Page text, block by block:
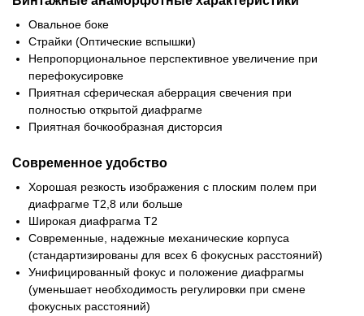
Овальное боке
Страйки (Оптические вспышки)
Непропорциональное перспективное увеличение при
перефокусировке
Приятная сферическая аберрация свечения при
полностью открытой диафрагме
Приятная бочкообразная дисторсия
Современное удобство
Хорошая резкость изображения с плоским полем при
диафрагме T2,8 или больше
Широкая диафрагма T2
Современные, надежные механические корпуса
(стандартизированы для всех 6 фокусных расстояний)
Унифицированный фокус и положение диафрагмы
(уменьшает необходимость регулировки при смене
фокусных расстояний)